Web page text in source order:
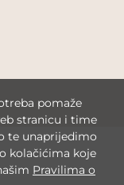
pomaže
stranicu i time
te unaprijedimo
kolačićima koje
Pravilima o